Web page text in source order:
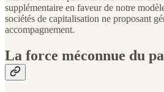
supplémentaire en faveur de notre
sociétés de capitalisation ne proposant
accompagnement.
La force méconnue du